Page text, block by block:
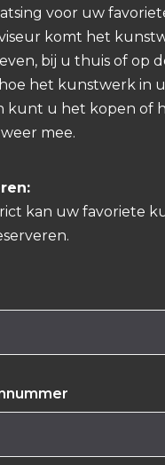
voor uw
komt het
bij u thuis of op
het kunstwerk in
kunt u het kopen of
mee.
kan uw favoriete